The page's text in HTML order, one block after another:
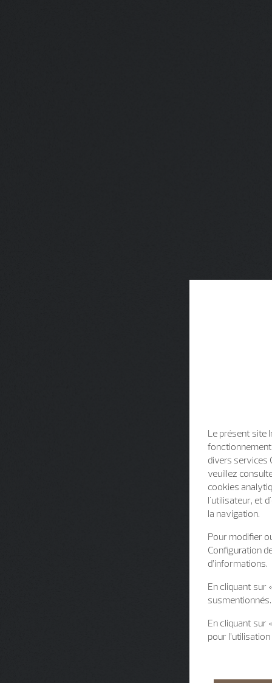
Le présent site
divers services
veuillez
cookies
l'utilisateur, et
la navigation.
Pour modifier
Configuration
d’informations.
En cliquant sur
susmentionnés.
En cliquant sur
pour